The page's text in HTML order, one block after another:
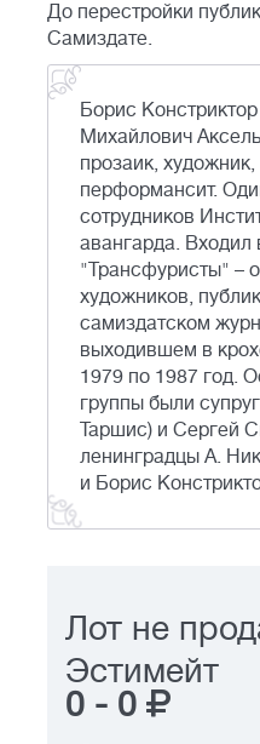
До перестройки
Самиздате.
Борис
Михайлович
прозаик, художник,
перформансит.
сотрудников
авангарда. Входил
"Трансфуристы" –
художников,
самиздатском
выходившем в
1979 по 1987 год.
группы были
Таршис) и Сергей
ленинградцы А.
и Борис
Лот не
Эстимейт
0 - 0